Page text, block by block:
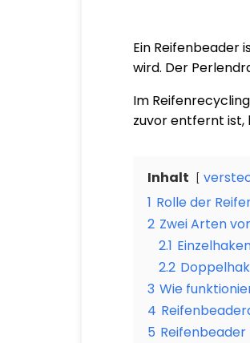
Ein Reifenbeader
wird. Der
Im
zuvor entfernt ist,
Inhalt
1 Rolle der
2 Zwei Arten
2.1
2.2
3 Wie
4
5